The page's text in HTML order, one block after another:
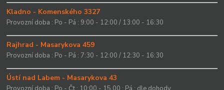
Kladno - Komenského 3327
Provozní doba : Po - Pá : 9:00 - 12:00 / 13:00 - 16:30
Rajhrad - Masarykova 459
Provozní doba : Po - Pá : 7:30 - 12:00 / 12:30 - 16:30
Ústí nad Labem - Masarykova 43